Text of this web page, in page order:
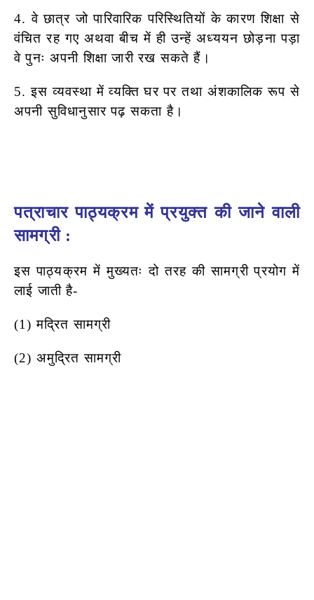
4. वे छात्र जो पारिवारिक परिस्थितियों के कारण शिक्षा से
वंचित रह गए अथवा बीच मेंही उन्हें अध्ययन छोड़ना पड़ा
वे पुनः अपनी शिक्षा जारी रख सकते हैं।
5. इस व्यवस्था में व्यक्ति घर पर तथा अंशकालिक रूप से
अपनी सुविधानुसार पढ़ सकता है।
पत्राचार पाठ्यक्रम में प्रयुक्त की जाने वाली
सामग्री :
इस पाठ्यक्रम में मुख्यतः दो तरह की सामग्री प्रयोग में
लाई जाती है-
(1) मद्रित सामग्री
(2) अमुद्रित सामग्री